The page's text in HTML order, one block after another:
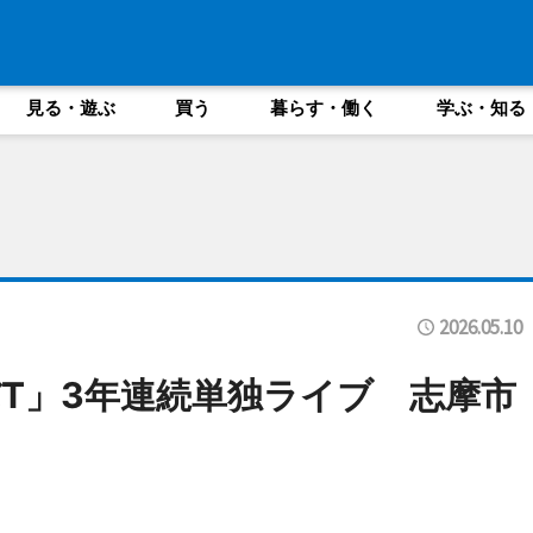
見る・遊ぶ 買う 暮らす・働く 学ぶ・知る
2026.05.10
」3年連続単独ライブ 志摩市